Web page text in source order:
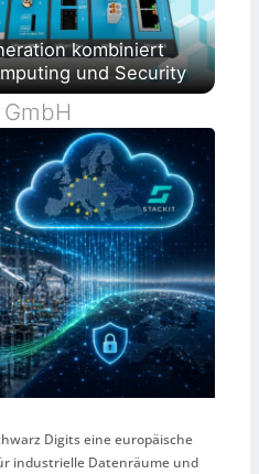
kombiniert
und Security
Digits eine europäische
industrielle Datenräume und